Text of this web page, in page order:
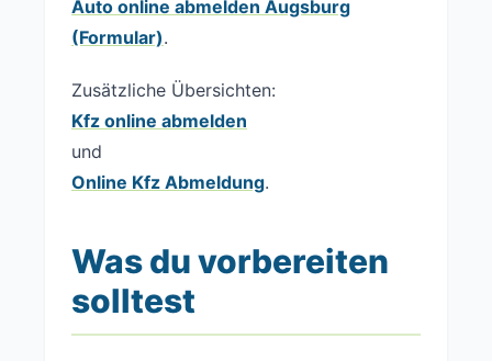
Auto online abmelden Augsburg
(Formular).
Zusätzliche Übersichten:
Kfz online abmelden
und
Online Kfz Abmeldung.
Was du vorbereiten
solltest